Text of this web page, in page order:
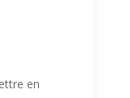
en